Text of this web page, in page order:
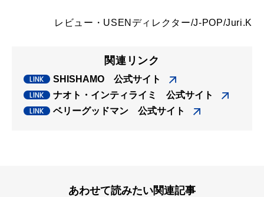
レビュー・ USENディレクター/J-POP/Juri.K
関連リンク
SHISHAMO 公式サイト
ナオト・インティライミ 公式サイト
ベリーグッドマン 公式サイト
あわせて読みたい関連記事